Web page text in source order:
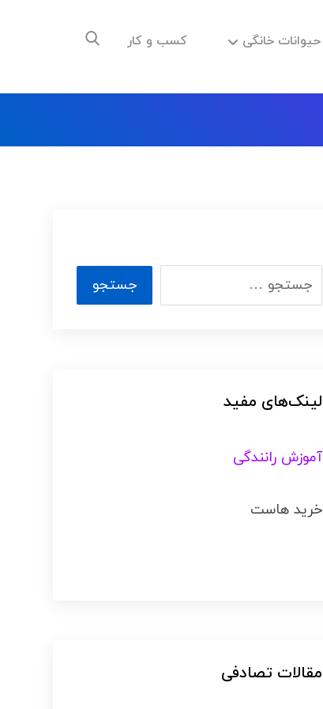
حیوانات خانگی کسب و کار
لینک‌های مفید
آموزش رانندگی
خرید هاست
مقالات تصادفی